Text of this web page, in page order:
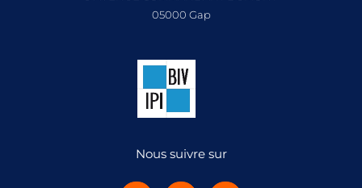
05000
gap
Nous suivre sur